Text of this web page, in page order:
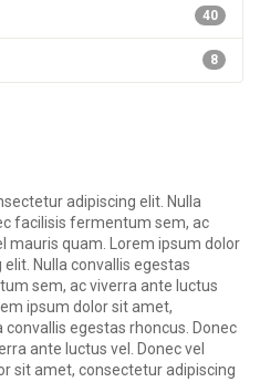
40
8
adipiscing elit. Nulla
facilisis fermentum sem, ac
mauris quam. Lorem ipsum dolor
Nulla convallis egestas
sem, ac viverra ante luctus
ipsum dolor sit amet,
egestas rhoncus. Donec
ante luctus vel. Donec vel
sit amet, consectetur adipiscing